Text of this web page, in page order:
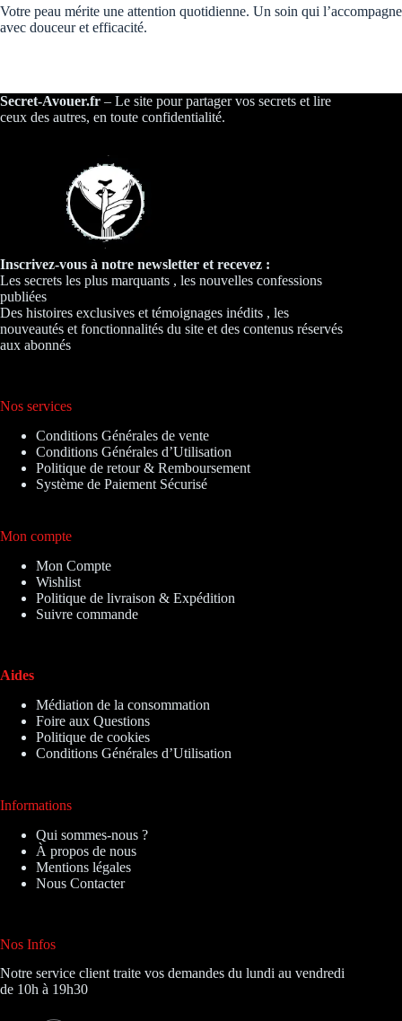
Votre peau mérite une attention quotidienne. Un soin qui l’accompagne
avec douceur et efficacité.
Secret-Avouer.fr – Le site pour partager vos secrets et lire
ceux des autres, en toute confidentialité.
Inscrivez-vous à notre newsletter et recevez :
Les secrets les plus marquants , les nouvelles confessions
publiées
Des histoires exclusives et témoignages inédits , les
nouveautés et fonctionnalités du site et des contenus réservés
aux abonnés
Nos services
Conditions Générales de vente
Conditions Générales d’Utilisation
Politique de retour & Remboursement
Système de Paiement Sécurisé
Mon compte
Mon Compte
Wishlist
Politique de livraison & Expédition
Suivre commande
Aides
Médiation de la consommation
Foire aux Questions
Politique de cookies
Conditions Générales d’Utilisation
Informations
Qui sommes-nous ?
À propos de nous
Mentions légales
Nous Contacter
Nos Infos
Notre service client traite vos demandes du lundi au vendredi
de 10h à 19h30